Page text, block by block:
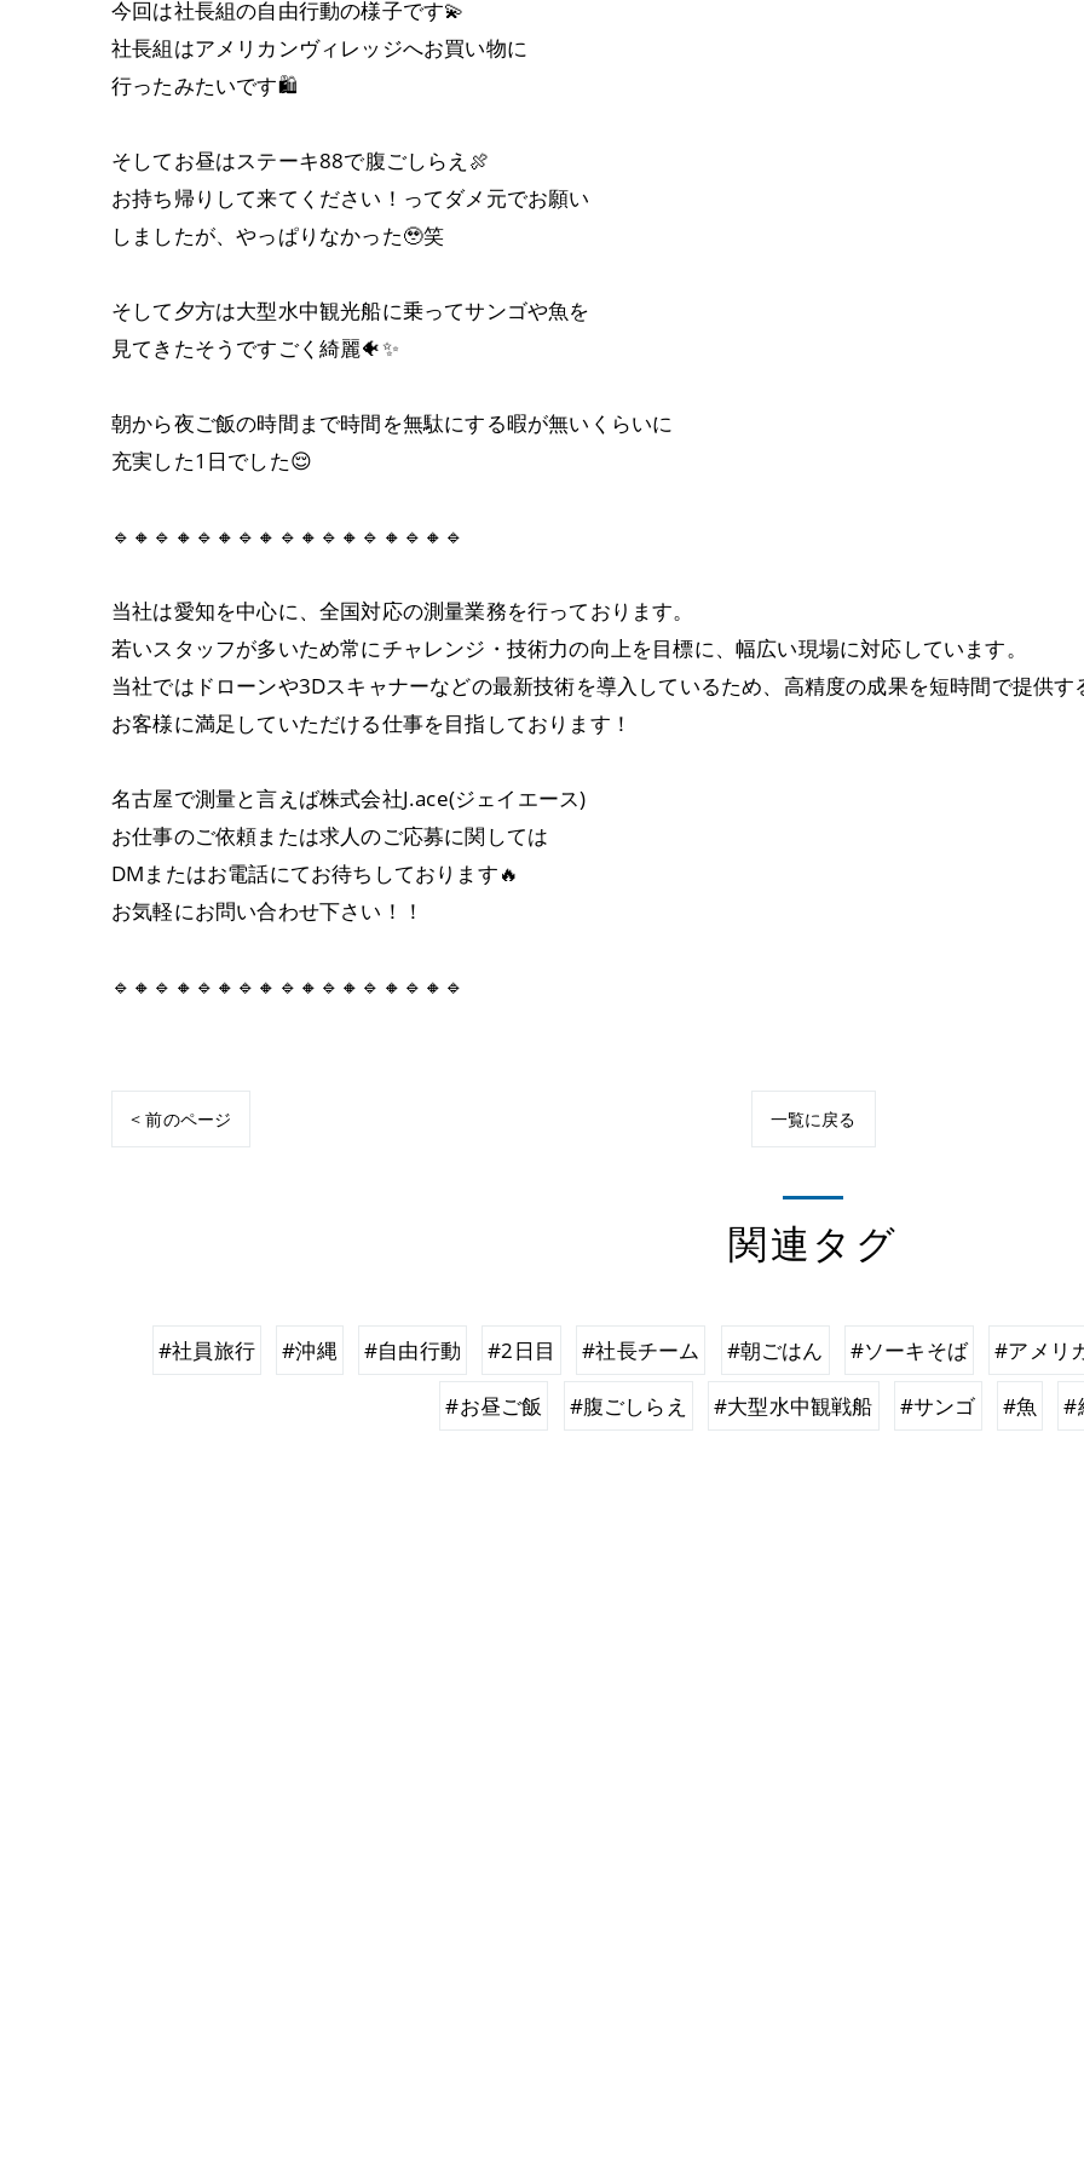
今回は社長組の自由行動の様子です💫
社長組はアメリカンヴィレッジへお買い物に
行ったみたいです🛍️
そしてお昼はステーキ88で腹ごしらえ🍖
お持ち帰りして来てください！ってダメ元でお願い
しましたが、やっぱりなかった🥹笑
そして夕方は大型水中観光船に乗ってサンゴや魚を
見てきたそうですごく綺麗🐠✨
朝から夜ご飯の時間まで時間を無駄にする暇が無いくらいに
充実した1日でした😌
🔹🔸🔹🔸🔹🔸🔹🔸🔹🔸🔹🔸🔹🔸🔹🔸🔹
当社は愛知を中心に、全国対応の測量業務を行っております。
若いスタッフが多いため常にチャレンジ・技術力の向上を目標に、幅広い現場に対応しています。
当社ではドローンや3Dスキャナーなどの最新技術を導入しているため、高精度の成果を短時間で提供す
お客様に満足していただける仕事を目指しております！
名古屋で測量と言えば株式会社J.ace(ジェイエース)
お仕事のご依頼または求人のご応募に関しては
DMまたはお電話にてお待ちしております🔥
お気軽にお問い合わせ下さい！！
🔹🔸🔹🔸🔹🔸🔹🔸🔹🔸🔹🔸🔹🔸🔹🔸🔹
< 前のページ 一覧に戻る
関連タグ
#社員旅行 #沖縄 #自由行動 #2日目 #社長チーム #朝ごはん #ソーキそば #アメリ
#お昼ご飯
#腹ごしらえ #大型水中観戦船 #サンゴ #魚 #